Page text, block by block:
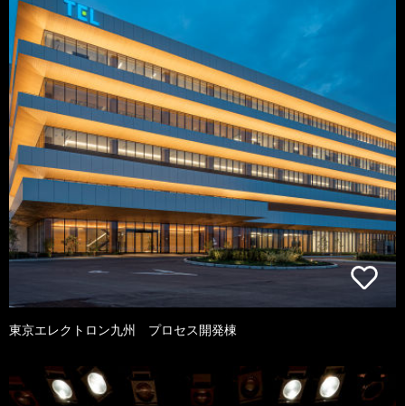
東京エレクトロン九州 プロセス開発棟